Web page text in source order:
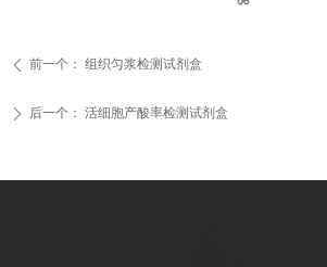
ꄴ 前一个： 组织匀浆检测试剂盒
ꄲ 后一个： 活细胞产酸率检测试剂盒